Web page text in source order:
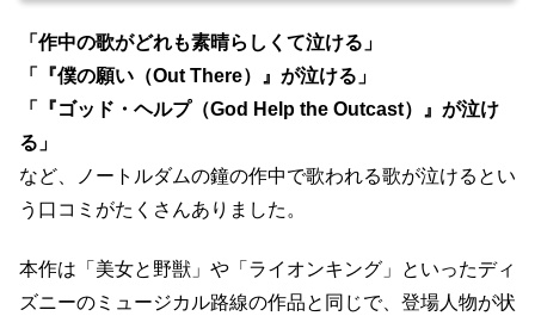
「作中の歌がどれも素晴らしくて泣ける」
「『僕の願い（Out There）』が泣ける」
「『ゴッド・ヘルプ（God Help the Outcast）』が泣け
る」
など、ノートルダムの鐘の作中で歌われる歌が泣けるとい
う口コミがたくさんありました。
本作は「美女と野獣」や「ライオンキング」といったディ
ズニーのミュージカル路線の作品と同じで、登場人物が状